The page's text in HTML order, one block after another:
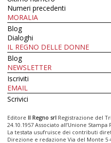
Numeri precedenti
MORALIA
Blog
Dialoghi
IL REGNO DELLE DONNE
Blog
NEWSLETTER
Iscriviti
EMAIL
Scrivici
Editore Il Regno srl Registrazione del
24.10.1957 Associato all’Unione
La testata usufruisce dei contributi
Direzione e redazione Via del Monte 5